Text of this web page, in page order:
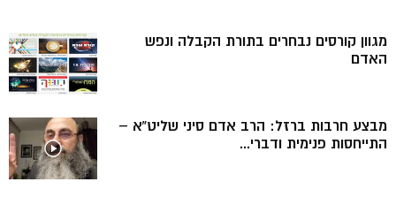
מגוון קורסים נבחרים בתורת הקבלה ונפש
האדם
מבצע חרבות ברזל: הרב אדם סיני שליט”א –
התייחסות פנימית ודברי...